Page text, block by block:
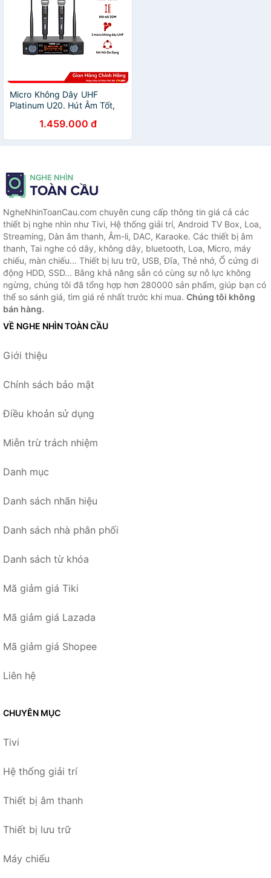
Micro Không Dây UHF
Platinum U20. Hút Âm Tốt,
20m, Sử Dụng Pin AA, Phù
Hợp Với Hầu Hết Thiết Bị Âm
Thanh - Hàng Chính Hãng
1.459.000 đ
NgheNhinToanCau.com chuyên cung cấp thông tin giá cả các
thiết bị nghe nhìn như Tivi, Hệ thống giải trí, Android TV Box, Loa,
Streaming, Dàn âm thanh, Âm-li, DAC, Karaoke. Các thiết bị âm
thanh, Tai nghe có dây, không dây, bluetooth, Loa, Micro, máy
chiếu, màn chiếu... Thiết bị lưu trữ, USB, Đĩa, Thẻ nhớ, Ổ cứng di
động HDD, SSD... Bằng khả năng sẵn có cùng sự nỗ lực không
ngừng, chúng tôi đã tổng hợp hơn 280000 sản phẩm, giúp bạn có
thể so sánh giá, tìm giá rẻ nhất trước khi mua. Chúng tôi không
bán hàng.
VỀ NGHE NHÌN TOÀN CẦU
Giới thiệu
Chính sách bảo mật
Điều khoản sử dụng
Miễn trừ trách nhiệm
Danh mục
Danh sách nhãn hiệu
Danh sách nhà phân phối
Danh sách từ khóa
Mã giảm giá Tiki
Mã giảm giá Lazada
Mã giảm giá Shopee
Liên hệ
CHUYÊN MỤC
Tivi
Hệ thống giải trí
Thiết bị âm thanh
Thiết bị lưu trữ
Máy chiếu